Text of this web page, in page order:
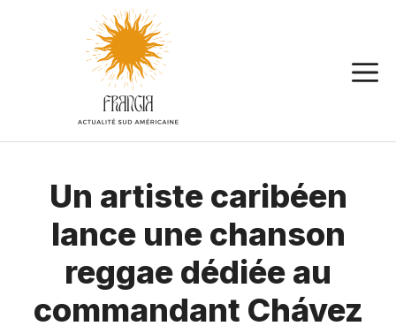
Un artiste caribéen
lance une chanson
reggae dédiée au
commandant Chávez